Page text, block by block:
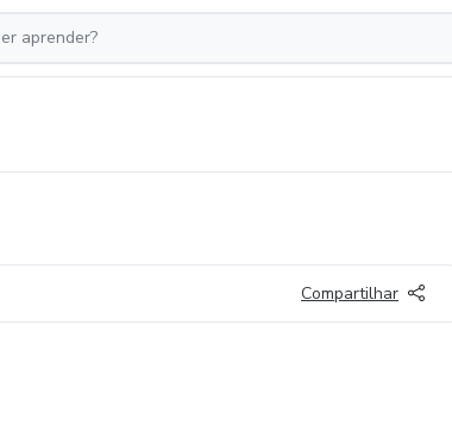
Compartilhar